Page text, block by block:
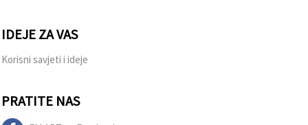
IDEJE ZA VAS
Korisni savjeti i ideje
PRATITE NAS